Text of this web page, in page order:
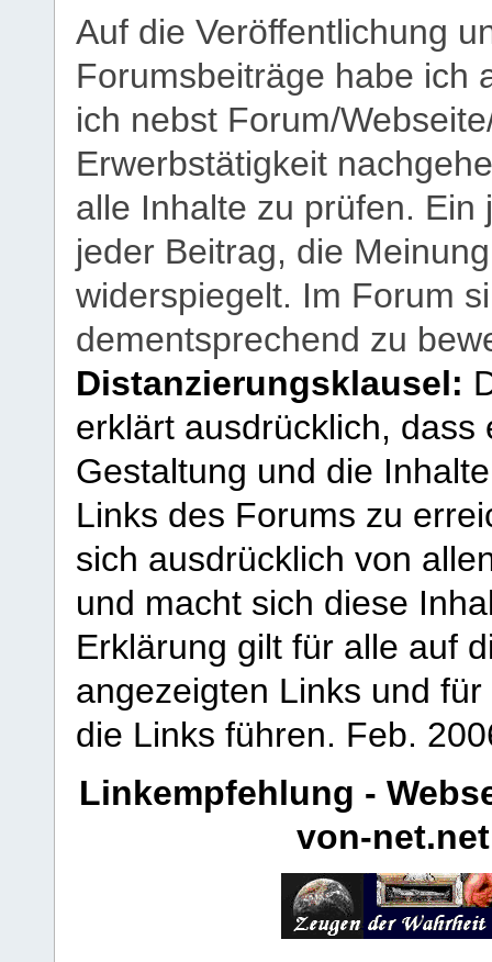
Auf die Veröffentlichung
Forumsbeiträge habe ich
ich nebst Forum/
Erwerbstätigkeit
alle Inhalte zu prüfen.
jeder Beitrag, die
widerspiegelt. Im Forum
dementsprechend zu
Distanzierungsklausel:
erklärt ausdrücklich,
Gestaltung und die
Links des Forums zu
sich ausdrücklich von
und macht sich diese
Erklärung gilt für alle auf
angezeigten Links und
die Links führen. Feb.
Linkempfehlung -
von-net.net